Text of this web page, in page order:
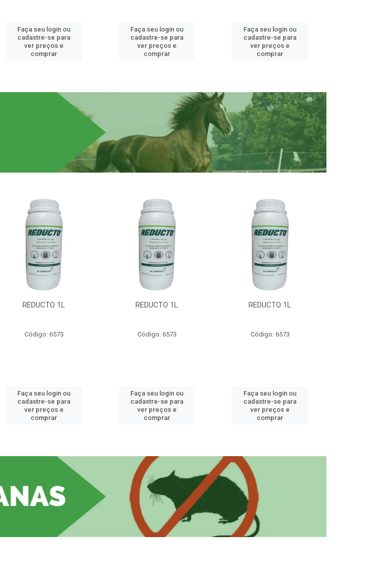
Faça seu login ou
cadastre-se para
ver preços e
comprar
Faça seu login ou
cadastre-se para
ver preços e
comprar
Faça seu login ou
cadastre-se para
ver preços e
comprar
REDUCTO 1L
Código: 6573
Faça seu login ou
cadastre-se para
ver preços e
comprar
REDUCTO 1L
Código: 6573
Faça seu login ou
cadastre-se para
ver preços e
comprar
REDUCTO 1L
Código: 6573
Faça seu login ou
cadastre-se para
ver preços e
comprar